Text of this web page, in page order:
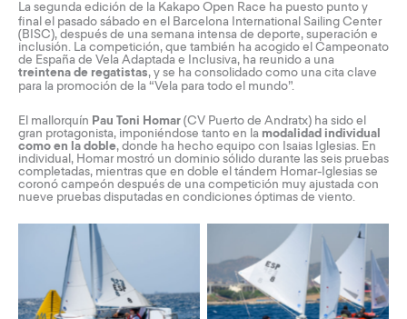
La segunda edición de la Kakapo Open Race ha puesto punto y
final el pasado sábado en el Barcelona International Sailing Center
(BISC), después de una semana intensa de deporte, superación e
inclusión. La competición, que también ha acogido el Campeonato
de España de Vela Adaptada e Inclusiva, ha reunido a una
treintena de regatistas, y se ha consolidado como una cita clave
para la promoción de la “Vela para todo el mundo”.
El mallorquín Pau Toni Homar (CV Puerto de Andratx) ha sido el
gran protagonista, imponiéndose tanto en la modalidad individual
como en la doble, donde ha hecho equipo con Isaias Iglesias. En
individual, Homar mostró un dominio sólido durante las seis pruebas
completadas, mientras que en doble el tándem Homar-Iglesias se
coronó campeón después de una competición muy ajustada con
nueve pruebas disputadas en condiciones óptimas de viento.